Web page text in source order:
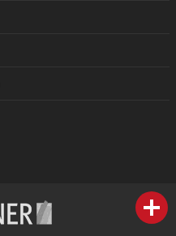
person IHR FACHBERATER